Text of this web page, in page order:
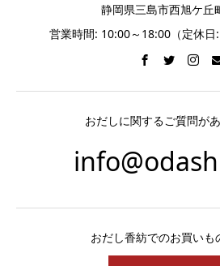
静岡県三島市西旭ケ丘
営業時間: 10:00～18:00（定休日:
おだしに関するご質問が
おだし香紡でのお買いも